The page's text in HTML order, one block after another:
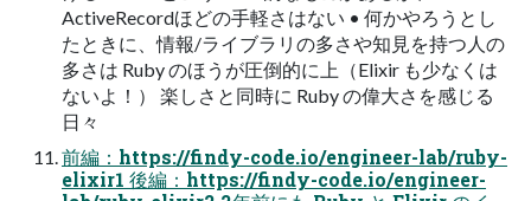
ActiveRecordほどの手軽さはない • 何かやろうとし
たときに、情報/ライブラリの多さや知見を持つ人の
多さは Ruby のほうが圧倒的に上（Elixir も少なくは
ないよ！） 楽しさと同時に Ruby の偉大さを感じる
日々
前編：https://findy-code.io/engineer-lab/ruby-
elixir1 後編：https://findy-code.io/engineer-